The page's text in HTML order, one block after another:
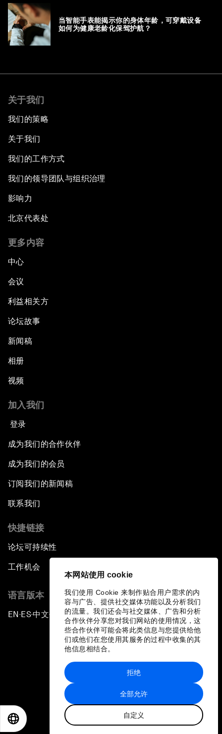
本网站使用 cookie
我们使用 Cookie 来制作贴合用户需求的内
容与广告、提供社交媒体功能以及分析我们
的流量。我们还会与社交媒体、广告和分析
合作伙伴分享您对我们网站的使用情况，这
些合作伙伴可能会将此类信息与您提供给他
们或他们在您使用其服务的过程中收集的其
他信息相结合。
全部允许
自定义
拒绝
当智能手表能揭示你的身体年龄，可穿戴设备
如何为健康老龄化保驾护航？
关于我们
我们的策略
关于我们
我们的工作方式
我们的领导团队与组织治理
影响力
北京代表处
更多内容
中心
会议
利益相关方
论坛故事
新闻稿
相册
视频
加入我们
登录
成为我们的合作伙伴
成为我们的会员
订阅我们的新闻稿
联系我们
快捷链接
论坛可持续性
工作机会
语言版本
EN ▪ ES▪中文▪ 日本語
站点地图
世界经济论坛